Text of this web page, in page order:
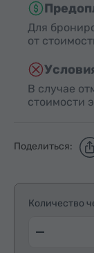
Для
от
В случае
стоимости
Поделиться:
Количество